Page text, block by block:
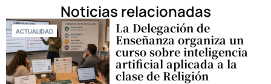
Noticias relacionadas
ACTUALIDAD La Delegación de
Enseñanza organiza un
curso sobre inteligencia
artificial aplicada a la
clase de Religión